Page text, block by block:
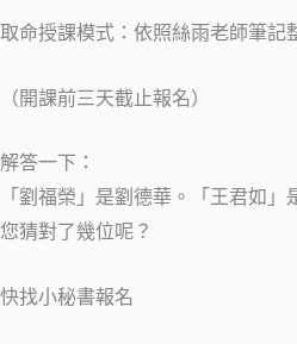
取命授課模式：依照絲雨老師筆記
（開課前三天截止報名）
解答一下：
「劉福榮」是劉德華。「王君如
您猜對了幾位呢？
快找小秘書報名